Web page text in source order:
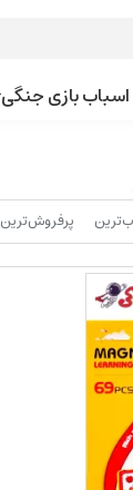
اسباب بازی جنگی
پرفروش‌ترین